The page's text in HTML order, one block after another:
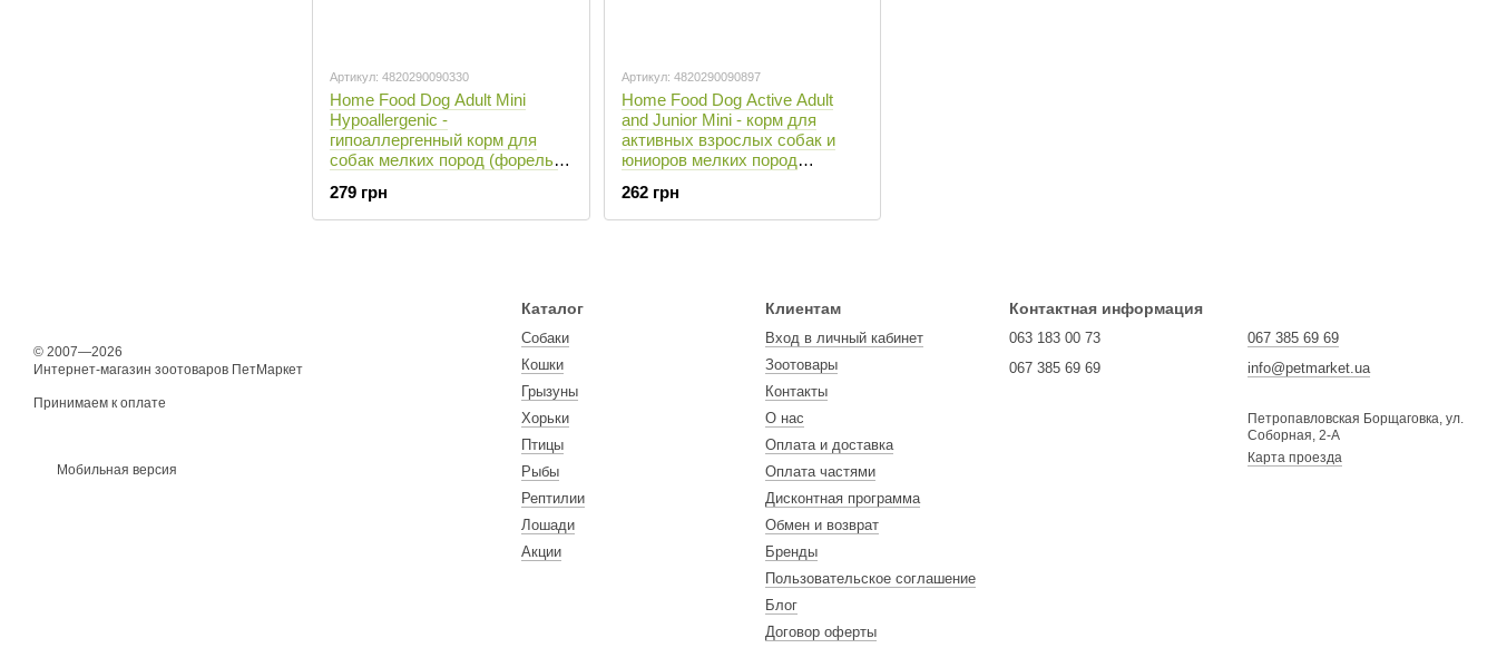
Артикул: 4820290090330
Home Food Dog Adult Mini
Hypoallergenic -
гипоаллергенный корм для
собак мелких пород (форель/
279 грн
Артикул: 4820290090897
Home Food Dog Active Adult
and Junior Mini - корм для
активных взрослых собак и
юниоров мелких пород
262 грн
© 2007—2026
Интернет-магазин зоотоваров ПетМаркет
Принимаем к оплате
Мобильная версия
Каталог
Собаки
Кошки
Грызуны
Хорьки
Птицы
Рыбы
Рептилии
Лошади
Акции
Клиентам
Вход в личный кабинет
Зоотовары
Контакты
О нас
Оплата и доставка
Оплата частями
Дисконтная программа
Обмен и возврат
Бренды
Пользовательское соглашение
Блог
Договор оферты
Контактная информация
063 183 00 73
067 385 69 69
067 385 69 69
info@petmarket.ua
Петропавловская Борщаговка, ул.
Соборная, 2-А
Карта проезда